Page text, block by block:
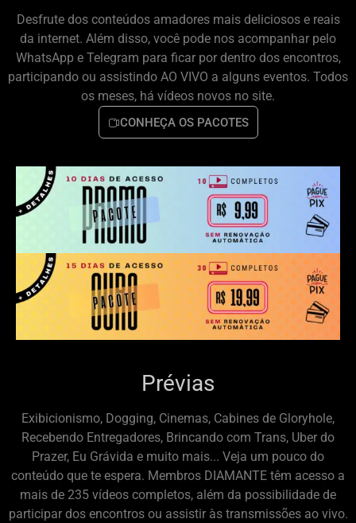
Desfrute dos conteúdos amadores mais deliciosos e reais
da internet. Além disso, você pode nos acompanhar pelo
WhatsApp e Telegram para ficar por dentro dos encontros,
participando ou assistindo AO VIVO a alguns eventos. Todos
os meses, há vídeos novos no site.
CONHEÇA OS PACOTES
Prévias
Exibicionismo, Dogging, Cinemas, Cabines de Gloryhole,
Recebendo Entregadores, Brincando com Trans, Uber do
Prazer, Eu Grávida e muito mais... Veja um pouco do
conteúdo que te espera. Membros DIAMANTE têm acesso a
mais de 235 vídeos completos, além da possibilidade de
participar dos encontros ou assistir às transmissões ao vivo.